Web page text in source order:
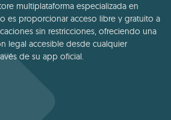
multiplataforma especializada en
es proporcionar acceso libre y gratuito a
sin restricciones, ofreciendo una
legal accesible desde cualquier
de su app oficial.